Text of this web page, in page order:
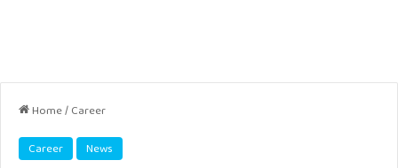
Home/ Career
Career News